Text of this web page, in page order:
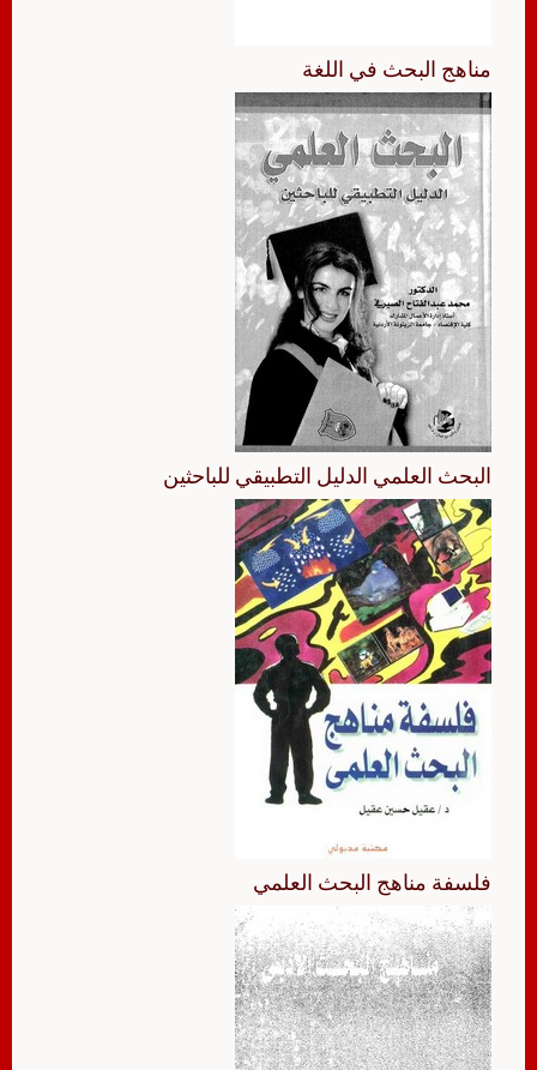
مناهج البحث في اللغة
البحث العلمي الدليل التطبيقي للباحثين
فلسفة مناهج البحث العلمي